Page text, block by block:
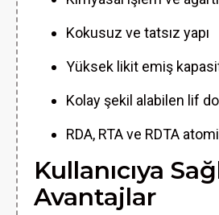
Kokusuz ve tatsız yapı
Yüksek likit emiş
Kolay şekil alabilen lif
RDA, RTA ve RDTA
Kullanıcıya
Avantajlar